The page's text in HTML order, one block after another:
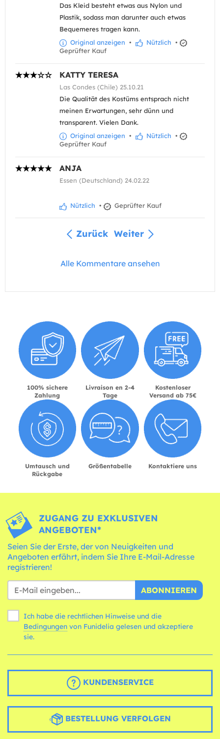
Das Kleid besteht etwas aus Nylon und
Plastik, sodass man darunter auch etwas
Bequemeres tragen kann.
Original anzeigen • Nützlich •
Geprüfter Kauf
KATTY TERESA
Las Condes (Chile) 25.10.21
Die Qualität des Kostüms entsprach nicht
meinen Erwartungen, sehr dünn und
transparent. Vielen Dank.
Original anzeigen • Nützlich •
Geprüfter Kauf
ANJA
Essen (Deutschland) 24.02.22
Nützlich • Geprüfter Kauf
Zurück Weiter
Alle Kommentare ansehen
100% sichere
Zahlung
Livraison en 2-4
Tage
Kostenloser
Versand ab 75€
Umtausch und
Rückgabe
Größentabelle Kontaktiere uns
ZUGANG ZU EXKLUSIVEN
ANGEBOTEN*
Seien Sie der Erste, der von Neuigkeiten und
Angeboten erfährt, indem Sie Ihre E-Mail-Adresse
registrieren!
ABONNIEREN
Ich habe die rechtlichen Hinweise und die
Bedingungen
sie.
KUNDENSERVICE
BESTELLUNG VERFOLGEN